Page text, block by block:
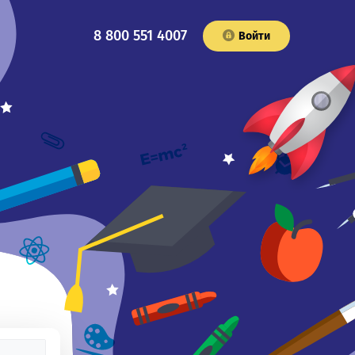
8 800 551 4007 Войти